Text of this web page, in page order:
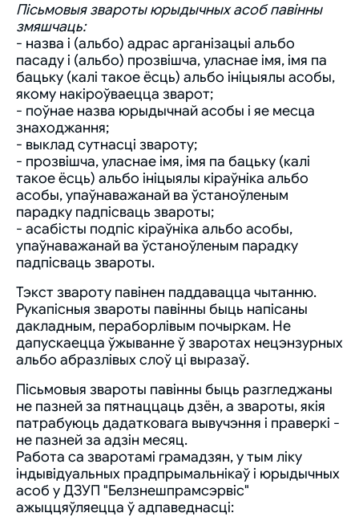
Пісьмовыя звароты юрыдычных асоб павінны
змяшчаць:
- назва і (альбо) адрас арганізацыі альбо
пасаду і (альбо) прозвішча, уласнае імя, імя па
бацьку (калі такое ёсць) альбо ініцыялы асобы,
якому накіроўваецца зварот;
- поўнае назва юрыдычнай асобы і яе месца
знаходжання;
- выклад сутнасці звароту;
- прозвішча, уласнае імя, імя па бацьку (калі
такое ёсць) альбо ініцыялы кіраўніка альбо
асобы, упаўнаважанай ва ўстаноўленым
парадку падпісваць звароты;
- асабісты подпіс кіраўніка альбо асобы,
упаўнаважанай ва ўстаноўленым парадку
падпісваць звароты.
Тэкст звароту павінен паддавацца чытанню.
Рукапісныя звароты павінны быць напісаны
дакладным, пераборлівым почыркам. Не
дапускаецца ўжыванне ў зваротах нецэнзурных
альбо абразлівых слоў ці выразаў.
Пісьмовыя звароты павінны быць разгледжаны
не пазней за пятнаццаць дзён, а звароты, якія
патрабуюць дадатковага вывучэння і праверкі -
не пазней за адзін месяц.
Работа са зваротамі грамадзян, у тым ліку
індывідуальных прадпрымальнікаў і юрыдычных
асоб у ДЗУП "Белзнешпрамсэрвіс"
ажыццяўляецца ў адпаведнасці: